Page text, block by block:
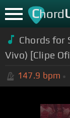
Chord
Chords for
Vivo) [Clipe
147.9 bpm